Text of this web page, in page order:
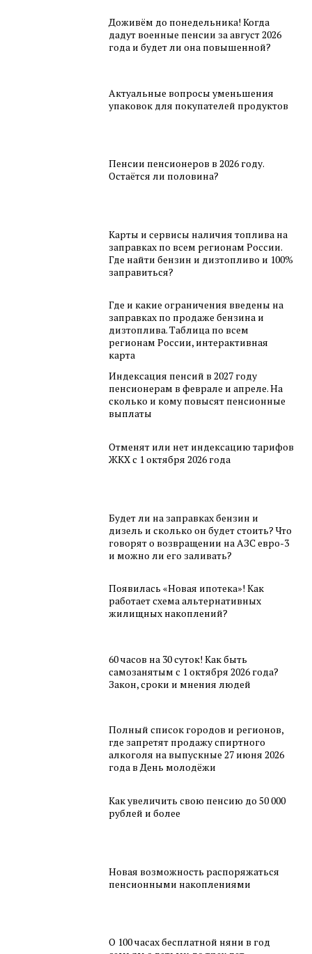
Доживём до понедельника! Когда
дадут военные пенсии за август 2026
года и будет ли она повышенной?
Актуальные вопросы уменьшения
упаковок для покупателей продуктов
Пенсии пенсионеров в 2026 году.
Остаётся ли половина?
Карты и сервисы наличия топлива на
заправках по всем регионам России.
Где найти бензин и дизтопливо и 100%
заправиться?
Где и какие ограничения введены на
заправках по продаже бензина и
дизтоплива. Таблица по всем
регионам России, интерактивная
карта
Индексация пенсий в 2027 году
пенсионерам в феврале и апреле. На
сколько и кому повысят пенсионные
выплаты
Отменят или нет индексацию тарифов
ЖКХ с 1 октября 2026 года
Будет ли на заправках бензин и
дизель и сколько он будет стоить? Что
говорят о возвращении на АЗС евро-3
и можно ли его заливать?
Появилась «Новая ипотека»! Как
работает схема альтернативных
жилищных накоплений?
60 часов на 30 суток! Как быть
самозанятым с 1 октября 2026 года?
Закон, сроки и мнения людей
Полный список городов и регионов,
где запретят продажу спиртного
алкоголя на выпускные 27 июня 2026
года в День молодёжи
Как увеличить свою пенсию до 50 000
рублей и более
Новая возможность распоряжаться
пенсионными накоплениями
О 100 часах бесплатной няни в год